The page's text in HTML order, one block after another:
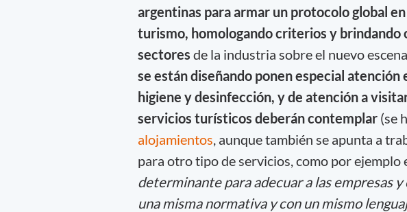
argentinas para armar un protocolo global
turismo, homologando criterios y brindando
sectores de la industria sobre el nuevo
se están diseñando ponen especial
higiene y desinfección, y de atención a
servicios turísticos deberán contemplar (se
alojamientos, aunque también se apunta a
para otro tipo de servicios, como por ejemplo
determinante para adecuar a las empresas
una misma normativa y con un mismo